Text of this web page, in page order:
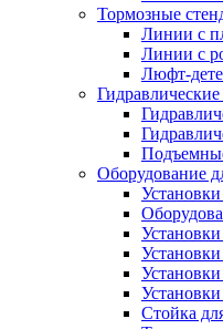
Тормозные
Линии с
Линии с
Люфт-
Оборудование
Стойка